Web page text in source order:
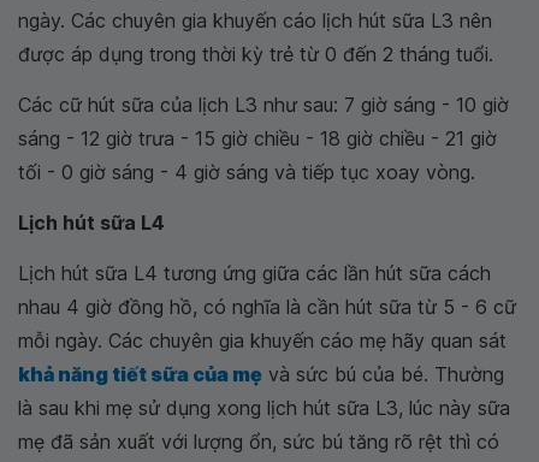
ngày. Các chuyên gia khuyến cáo lịch hút sữa L3 nên
được áp dụng trong thời kỳ trẻ từ 0 đến 2 tháng tuổi.
Các cữ hút sữa của lịch L3 như sau: 7 giờ sáng - 10 giờ
sáng - 12 giờ trưa - 15 giờ chiều - 18 giờ chiều - 21 giờ
tối - 0 giờ sáng - 4 giờ sáng và tiếp tục xoay vòng.
Lịch hút sữa L4
Lịch hút sữa L4 tương ứng giữa các lần hút sữa cách
nhau 4 giờ đồng hồ, có nghĩa là cần hút sữa từ 5 - 6 cữ
mỗi ngày. Các chuyên gia khuyến cáo mẹ hãy quan sát
khả năng tiết sữa của mẹ và sức bú của bé. Thường
là sau khi mẹ sử dụng xong lịch hút sữa L3, lúc này sữa
mẹ đã sản xuất với lượng ổn, sức bú tăng rõ rệt thì có